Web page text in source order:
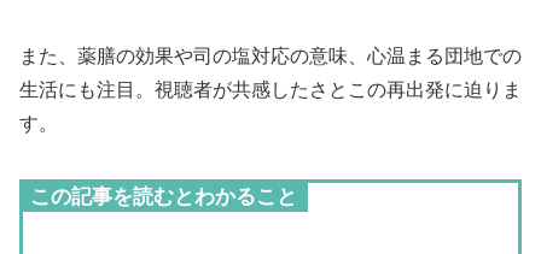
また、薬膳の効果や司の塩対応の意味、心温まる団地での
生活にも注目。視聴者が共感したさとこの再出発に迫りま
す。
この記事を読むとわかること